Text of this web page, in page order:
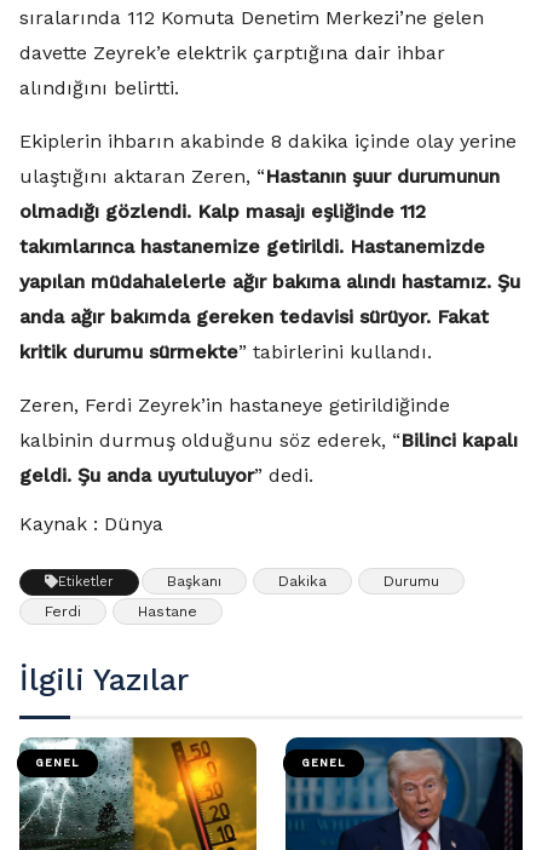
sıralarında 112 Komuta Denetim Merkezi’ne gelen
davette Zeyrek’e elektrik çarptığına dair ihbar
alındığını belirtti.
Ekiplerin ihbarın akabinde 8 dakika içinde olay yerine
ulaştığını aktaran Zeren, “Hastanın şuur durumunun
olmadığı gözlendi. Kalp masajı eşliğinde 112
takımlarınca hastanemize getirildi. Hastanemizde
yapılan müdahalelerle ağır bakıma alındı hastamız. Şu
anda ağır bakımda gereken tedavisi sürüyor. Fakat
kritik durumu sürmekte” tabirlerini kullandı.
Zeren, Ferdi Zeyrek’in hastaneye getirildiğinde
kalbinin durmuş olduğunu söz ederek, “Bilinci kapalı
geldi. Şu anda uyutuluyor” dedi.
Kaynak : Dünya
Etiketler Başkanı Dakika
Durumu
Ferdi
Hastane
İlgili Yazılar
GENEL GENEL